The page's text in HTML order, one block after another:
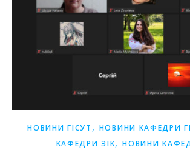
НОВИНИ ГІСУТ , НОВИНИ КАФЕДРИ
КАФЕДРИ ЗІК,НОВИНИ